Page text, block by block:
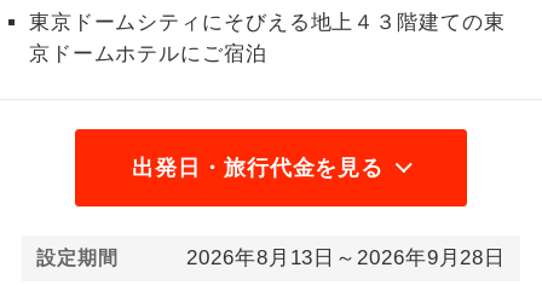
東京ドームシティにそびえる地上４３階建ての東
京ドームホテルにご宿泊
出発日・旅行代金を見る
設定期間 2026年8月13日～2026年9月28日
トラベルイヤ
ホン
周りの音を気にせず、ガイドさんの説明
1名様催行
1名様から出発可能な個人型プランで
す。
2名様催行
2名様から出発可能な個人型プランで